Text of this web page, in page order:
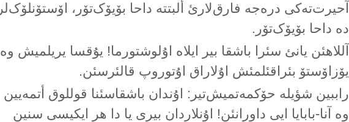
آحیرت‌تەکی درەجە فارق‌لارئ ألبتتە داحا بۆیۆک‌تۆر، اۆستۆنلۆک‌لر
دە داحا بۆیۆک‌تۆر.
آللاهئن یانئ سئرا باشقا بیر ایلاە اۇلوشتورما! یۇقسا یریلمیش وە
یۆزاۆستۆ بئراقئلمئش اۇلاراق اۇتوروپ قالئرسئن.
راببین شؤیلە حۆکمەتمیش‌تیر: اۇندان باشقاسئنا قوللوق أتمەیین
وە آنا-بابایا ایی داورانئن! اۇنلاردان بیری یا دا هر ایکیسی سنین